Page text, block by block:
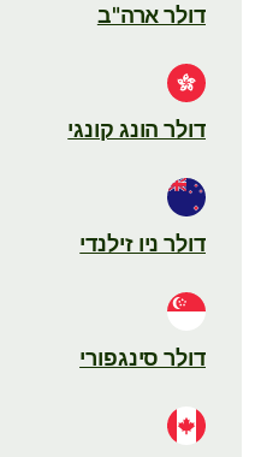
דולר ארה"ב
דולר הונג קונגי
דולר ניו זילנדי
דולר סינגפורי